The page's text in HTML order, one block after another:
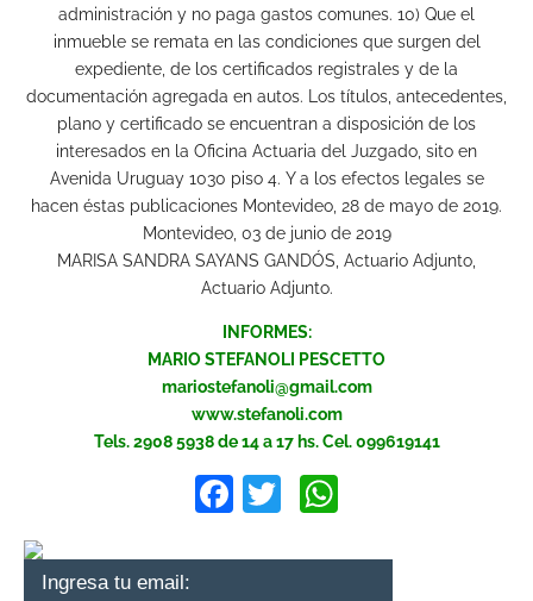
administración y no paga gastos comunes. 10) Que el
inmueble se remata en las condiciones que surgen del
expediente, de los certificados registrales y de la
documentación agregada en autos. Los títulos, antecedentes,
plano y certificado se encuentran a disposición de los
interesados en la Oficina Actuaria del Juzgado, sito en
Avenida Uruguay 1030 piso 4. Y a los efectos legales se
hacen éstas publicaciones Montevideo, 28 de mayo de 2019.
Montevideo, 03 de junio de 2019
MARISA SANDRA SAYANS GANDÓS, Actuario Adjunto,
Actuario Adjunto.
INFORMES:
MARIO STEFANOLI PESCETTO
mariostefanoli@gmail.com
www.stefanoli.com
Tels. 2908 5938 de 14 a 17 hs. Cel. 099619141
Facebook
Twitter
Ingresa tu email: